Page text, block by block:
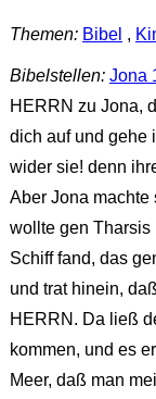
Themen: Bibel ,
Bibelstellen: Jona
HERRN zu Jona,
dich auf und gehe
wider sie! denn
Aber Jona machte
wollte gen Tharsis
Schiff fand, das
und trat hinein,
HERRN. Da ließ
kommen, und es
Meer, daß man